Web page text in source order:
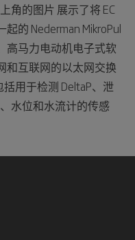
角的图片 展示了将 EC
的 Nederman MikroPul
高马力电动机电子式软
和互联网的以太网交换
用于检测 DeltaP、泄
水位和水流计的传感